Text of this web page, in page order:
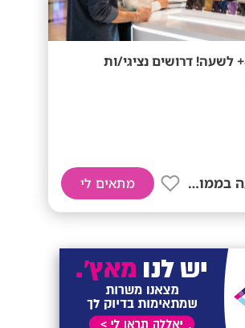
ממוצע 80+ לשעה! דרושים נציגי/ות
80+ לשעה בממוצע מתאים לי